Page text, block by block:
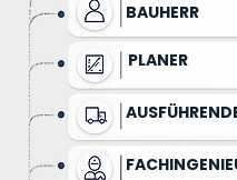
BAUHERR
PLANER